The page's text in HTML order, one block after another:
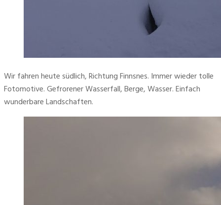
Wir fahren heute südlich, Richtung Finnsnes. Immer wieder tolle
Fotomotive. Gefrorener Wasserfall, Berge, Wasser. Einfach
wunderbare Landschaften.